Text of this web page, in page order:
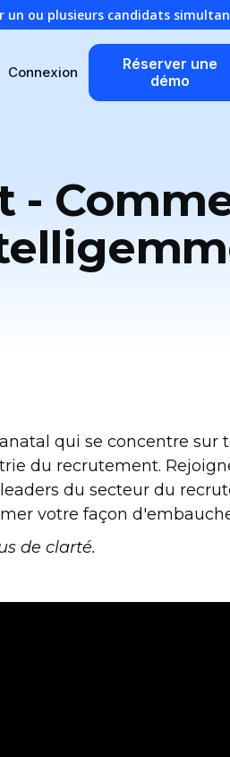
un ou plusieurs candidats
Connexion
Réserver une
démo
-
qui se concentre sur
du recrutement.
du secteur du
votre façon
de clarté.